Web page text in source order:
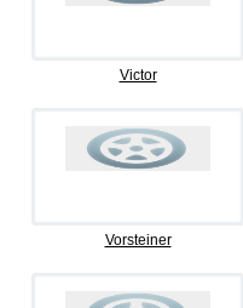
Victor
Vorsteiner